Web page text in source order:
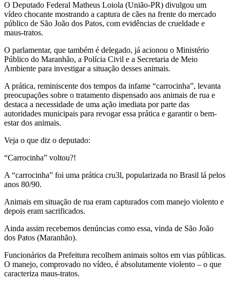
O Deputado Federal Matheus Loiola (União-PR) divulgou um
vídeo chocante mostrando a captura de cães na frente do mercado
público de São João dos Patos, com evidências de crueldade e
maus-tratos.
O parlamentar, que também é delegado, já acionou o Ministério
Público do Maranhão, a Polícia Civil e a Secretaria de Meio
Ambiente para investigar a situação desses animais.
A prática, reminiscente dos tempos da infame “carrocinha”, levanta
preocupações sobre o tratamento dispensado aos animais de rua e
destaca a necessidade de uma ação imediata por parte das
autoridades municipais para revogar essa prática e garantir o bem-
estar dos animais.
Veja o que diz o deputado:
“Carrocinha” voltou?!
A “carrocinha” foi uma prática cru3l, popularizada no Brasil lá pelos
anos 80/90.
Animais em situação de rua eram capturados com manejo violento e
depois eram sacrificados.
Ainda assim recebemos denúncias como essa, vinda de São João
dos Patos (Maranhão).
Funcionários da Prefeitura recolhem animais soltos em vias públicas.
O manejo, comprovado no vídeo, é absolutamente violento – o que
caracteriza maus-tratos.